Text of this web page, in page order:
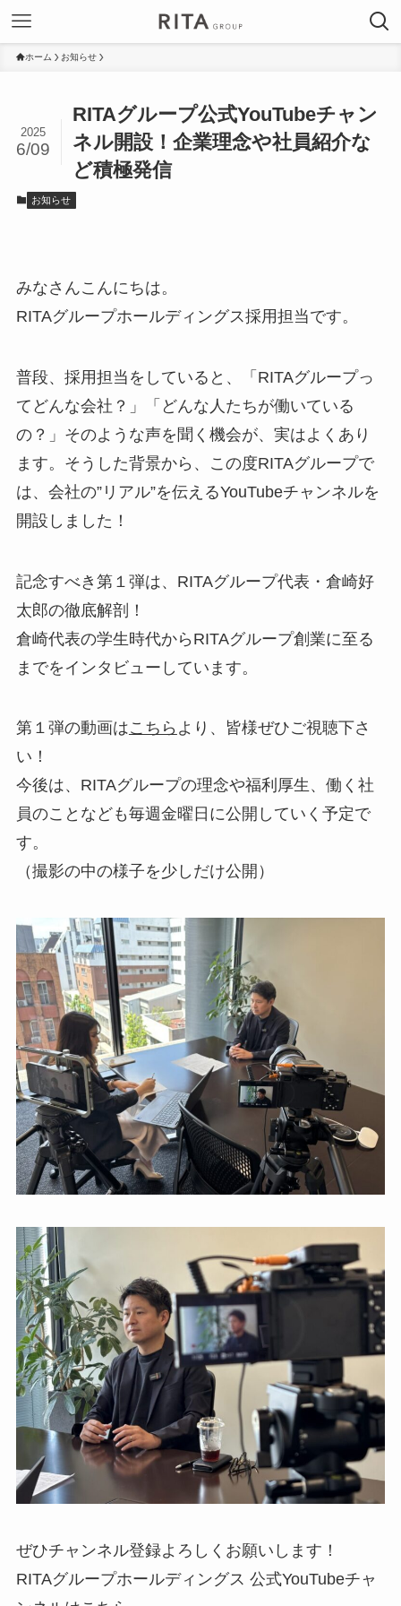
ホーム お知らせ
RITAグループ公式YouTubeチャン
ネル開設！企業理念や社員紹介な
ど積極発信
2025
6/09
お知らせ
みなさんこんにちは。
RITAグループホールディングス採用担当です。
普段、採用担当をしていると、「RITAグループっ
てどんな会社？」「どんな人たちが働いている
の？」そのような声を聞く機会が、実はよくあり
ます。そうした背景から、この度RITAグループで
は、会社の”リアル”を伝えるYouTubeチャンネルを
開設しました！
記念すべき第１弾は、RITAグループ代表・倉崎好
太郎の徹底解剖！
倉崎代表の学生時代からRITAグループ創業に至る
までをインタビューしています。
第１弾の動画はこちら より、皆様ぜひご視聴下さ
い！
今後は、RITAグループの理念や福利厚生、働く社
員のことなども毎週金曜日に公開していく予定で
す。
（撮影の中の様子を少しだけ公開）
ぜひチャンネル登録よろしくお願いします！
RITAグループホールディングス 公式YouTubeチャ